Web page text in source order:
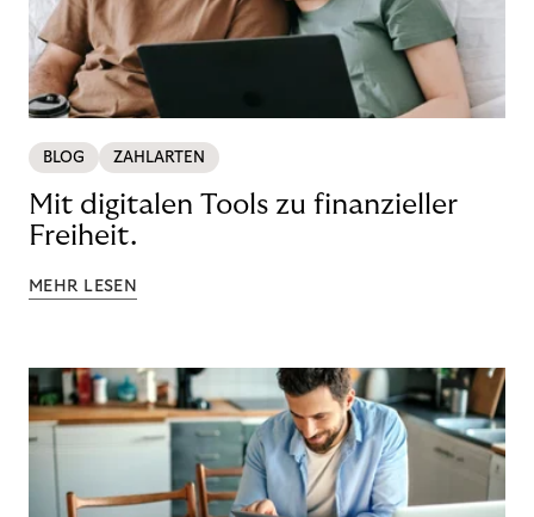
BLOG ZAHLARTEN
Mit digitalen Tools zu finanzieller
Freiheit.
MEHR LESEN